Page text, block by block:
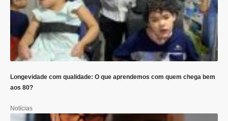
Longevidade com qualidade: O que aprendemos com quem chega bem
aos 80?
Notícias